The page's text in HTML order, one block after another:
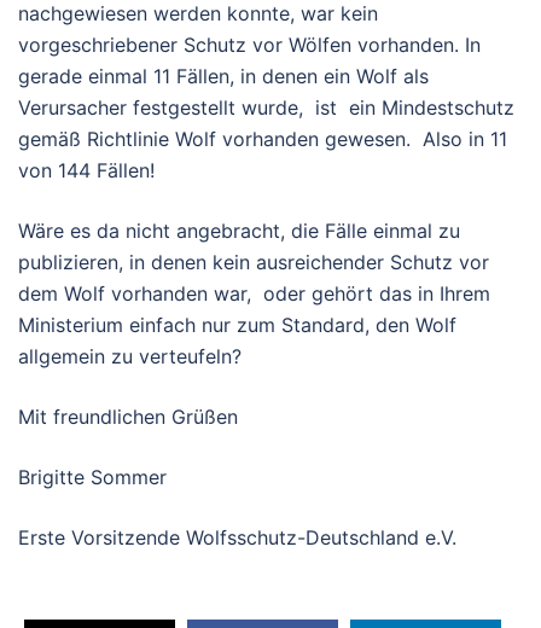
nachgewiesen werden konnte, war kein
vorgeschriebener Schutz vor Wölfen vorhanden. In
gerade einmal 11 Fällen, in denen ein Wolf als
Verursacher festgestellt wurde, ist ein Mindestschutz
gemäß Richtlinie Wolf vorhanden gewesen. Also in 11
von 144 Fällen!
Wäre es da nicht angebracht, die Fälle einmal zu
publizieren, in denen kein ausreichender Schutz vor
dem Wolf vorhanden war, oder gehört das in Ihrem
Ministerium einfach nur zum Standard, den Wolf
allgemein zu verteufeln?
Mit freundlichen Grüßen
Brigitte Sommer
Erste Vorsitzende Wolfsschutz-Deutschland e.V.